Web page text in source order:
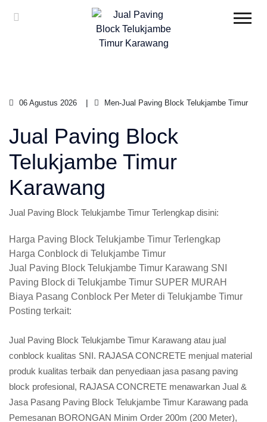
06 Agustus 2026 Men-Jual Paving Block Telukjambe Timur
Jual Paving Block
Telukjambe Timur
Karawang
Jual Paving Block Telukjambe Timur Terlengkap disini:
Harga Paving Block Telukjambe Timur Terlengkap
Harga Conblock di Telukjambe Timur
Jual Paving Block Telukjambe Timur Karawang SNI
Paving Block di Telukjambe Timur SUPER MURAH
Biaya Pasang Conblock Per Meter di Telukjambe Timur
Posting terkait:
Jual Paving Block Telukjambe Timur Karawang atau jual
conblock kualitas SNI. RAJASA CONCRETE menjual material
produk kualitas terbaik dan penyediaan jasa pasang paving
block profesional, RAJASA CONCRETE menawarkan Jual &
Jasa Pasang Paving Block Telukjambe Timur Karawang pada
Pemesanan BORONGAN Minim Order 200m (200 Meter),